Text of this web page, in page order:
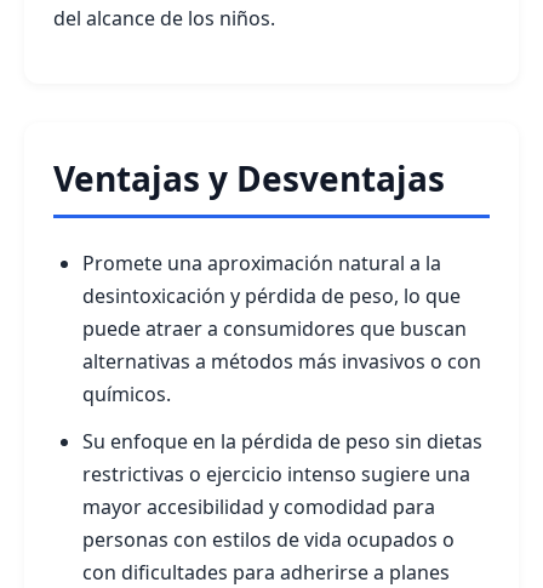
del alcance de los niños.
Ventajas y Desventajas
Promete una aproximación natural a la
desintoxicación y pérdida de peso, lo que
puede atraer a consumidores que buscan
alternativas a métodos más invasivos o con
químicos.
Su enfoque en la pérdida de peso sin dietas
restrictivas o ejercicio intenso sugiere una
mayor accesibilidad y comodidad para
personas con estilos de vida ocupados o
con dificultades para adherirse a planes